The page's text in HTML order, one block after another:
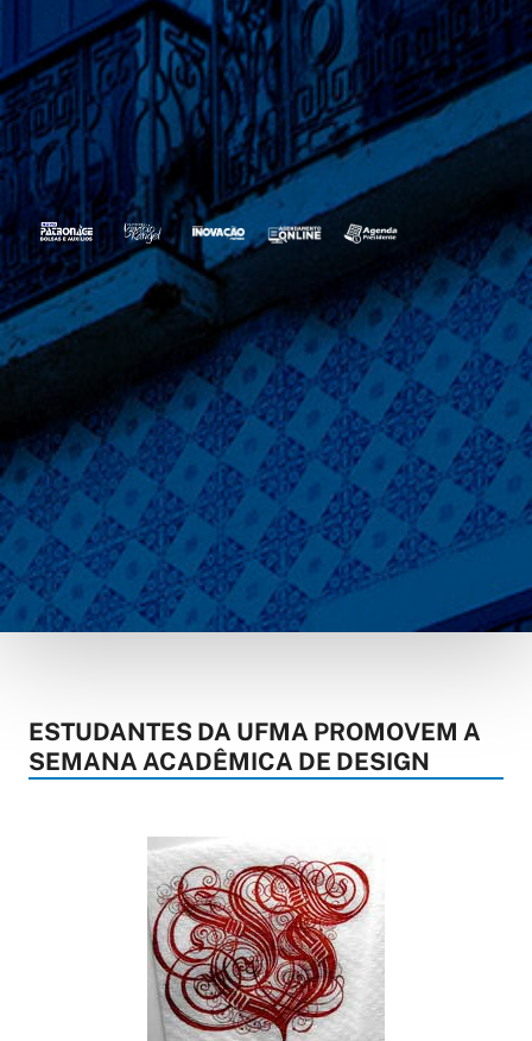
ESTUDANTES DA UFMA PROMOVEM A
SEMANA ACADÊMICA DE DESIGN